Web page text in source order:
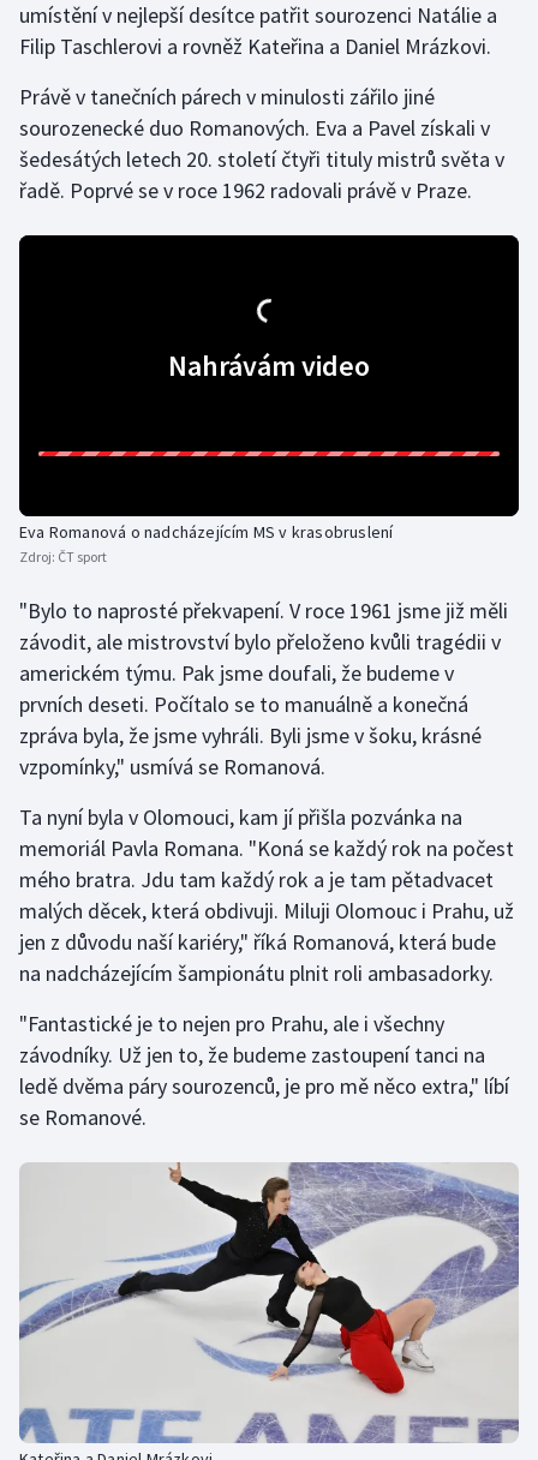
Jezdectví
Krasobruslení
Lezení
Plavání
Ragby
Rychlobruslení
Rychlostní kanoistika
Short track
Sportovní střelba
Stolní tenis
Veslování
Vodní slalom
Volejbal
umístění v nejlepší desítce patřit sourozenci Natálie a
Filip Taschlerovi a rovněž Kateřina a Daniel Mrázkovi.
Právě v tanečních párech v minulosti zářilo jiné
sourozenecké duo Romanových. Eva a Pavel získali v
šedesátých letech 20. století čtyři tituly mistrů světa v
řadě. Poprvé se v roce 1962 radovali právě v Praze.
Nahrávám video
Eva Romanová o nadcházejícím MS v krasobruslení
Zdroj: ČT sport
"Bylo to naprosté překvapení. V roce 1961 jsme již měli
závodit, ale mistrovství bylo přeloženo kvůli tragédii v
americkém týmu. Pak jsme doufali, že budeme v
prvních deseti. Počítalo se to manuálně a konečná
zpráva byla, že jsme vyhráli. Byli jsme v šoku, krásné
vzpomínky," usmívá se Romanová.
Ta nyní byla v Olomouci, kam jí přišla pozvánka na
memoriál Pavla Romana. "Koná se každý rok na počest
mého bratra. Jdu tam každý rok a je tam pětadvacet
malých děcek, která obdivuji. Miluji Olomouc i Prahu, už
jen z důvodu naší kariéry," říká Romanová, která bude
na nadcházejícím šampionátu plnit roli ambasadorky.
"Fantastické je to nejen pro Prahu, ale i všechny
závodníky. Už jen to, že budeme zastoupení tanci na
ledě dvěma páry sourozenců, je pro mě něco extra," líbí
se Romanové.